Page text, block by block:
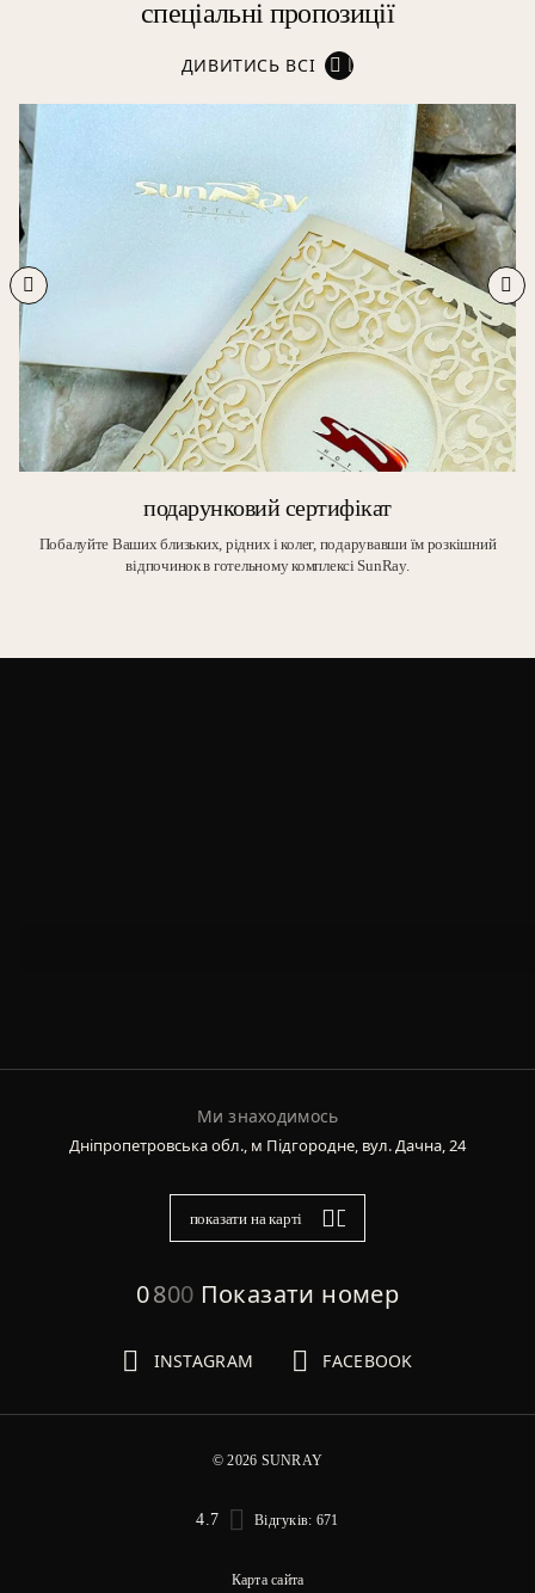
спеціальні пропозиції
ДИВИТИСЬ ВСІ
подарунковий сертифiкат
Побалуйте Ваших близьких, рідних і колег, подарувавши їм розкішний
відпочинок в готельному комплексі SunRay.
Ми знаходимось
Дніпропетровська обл., м Підгородне, вул. Дачна, 24
показати на карті
0800 Показати номер
INSTAGRAM FACEBOOK
© 2026 SUNRAY
4.7 Відгуків: 671
Карта сайта